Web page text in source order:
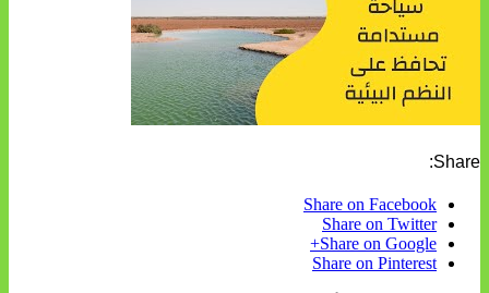
Share:
Share on Facebook
Share on Twitter
Share on Google+
Share on Pinterest